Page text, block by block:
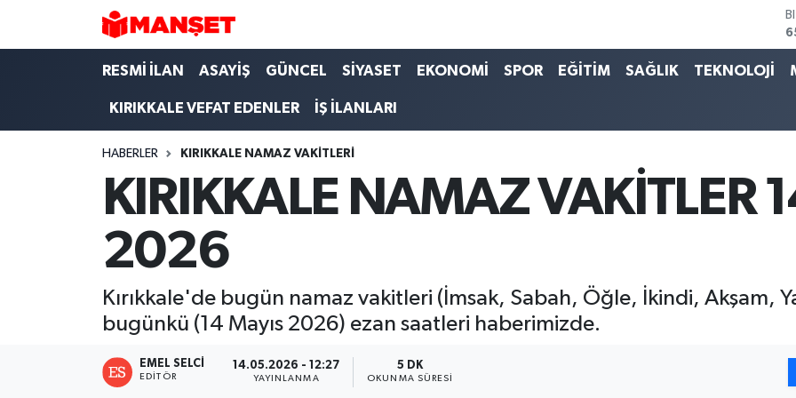
RESMİ İLAN ASAYİŞ GÜNCEL SİYASET EKONOMİ SPOR EĞİTİM SAĞLIK TEKNOLOJİ
KIRIKKALE VEFAT EDENLER İŞ İLANLARI
HABERLER KIRIKKALE NAMAZ VAKİTLERİ
KIRIKKALE NAMAZ VAKİTLER
2026
Kırıkkale'de bugün namaz vakitleri (İmsak, Sabah, Öğle, İkindi, Akşam,
bugünkü (14 Mayıs 2026) ezan saatleri haberimizde.
EMEL SELCI
EDITÖR
14.05.2026 - 12:27
YAYINLANMA
5 DK
OKUNMA SÜRESI
Hava Durumu
Trafik Durumu
Süper Lig Puan Durumu ve Fikstür
Tüm Manşetler
Son Dakika Haberleri
Haber Arşivi